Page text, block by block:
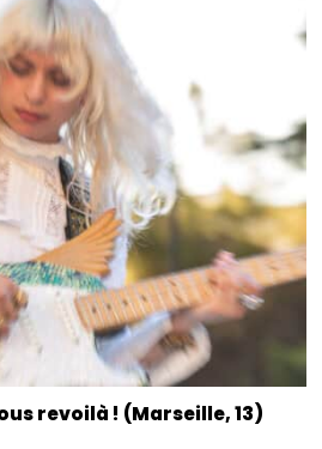
revoilà ! (Marseille, 13)